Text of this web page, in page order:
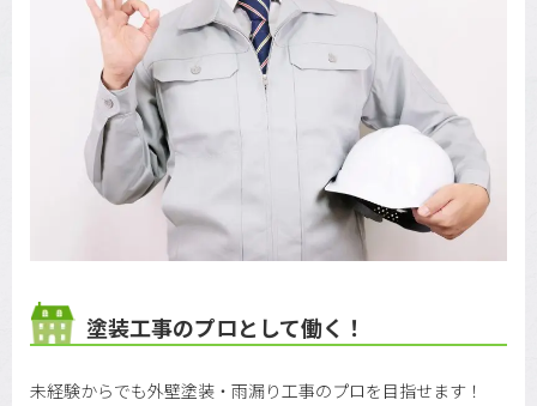
塗装工事のプロとして働く！
未経験からでも外壁塗装・雨漏り工事のプロを目指せます！